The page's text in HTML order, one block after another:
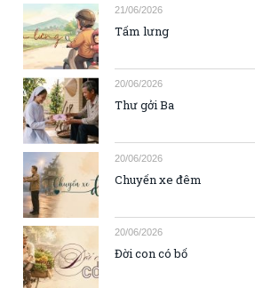
21/06/2026
Tấm lưng
20/06/2026
Thư gởi Ba
20/06/2026
Chuyến xe đêm
20/06/2026
Đời con có bố